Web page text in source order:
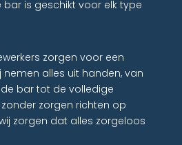
is geschikt voor elk type
zorgen voor een
nemen alles uit handen, van
bar tot de volledige
zorgen richten op
zorgen dat alles zorgeloos